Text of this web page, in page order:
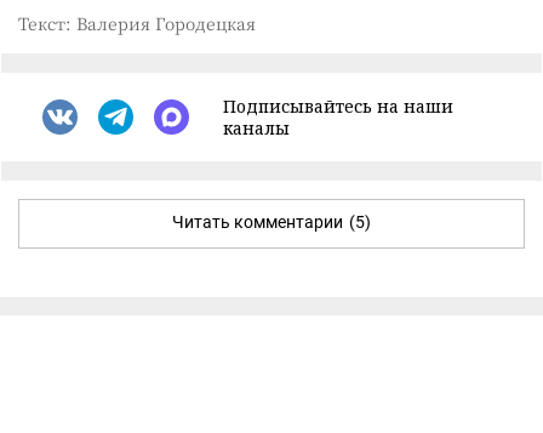
Текст: Валерия Городецкая
Подписывайтесь на наши
каналы
Читать комментарии (5)